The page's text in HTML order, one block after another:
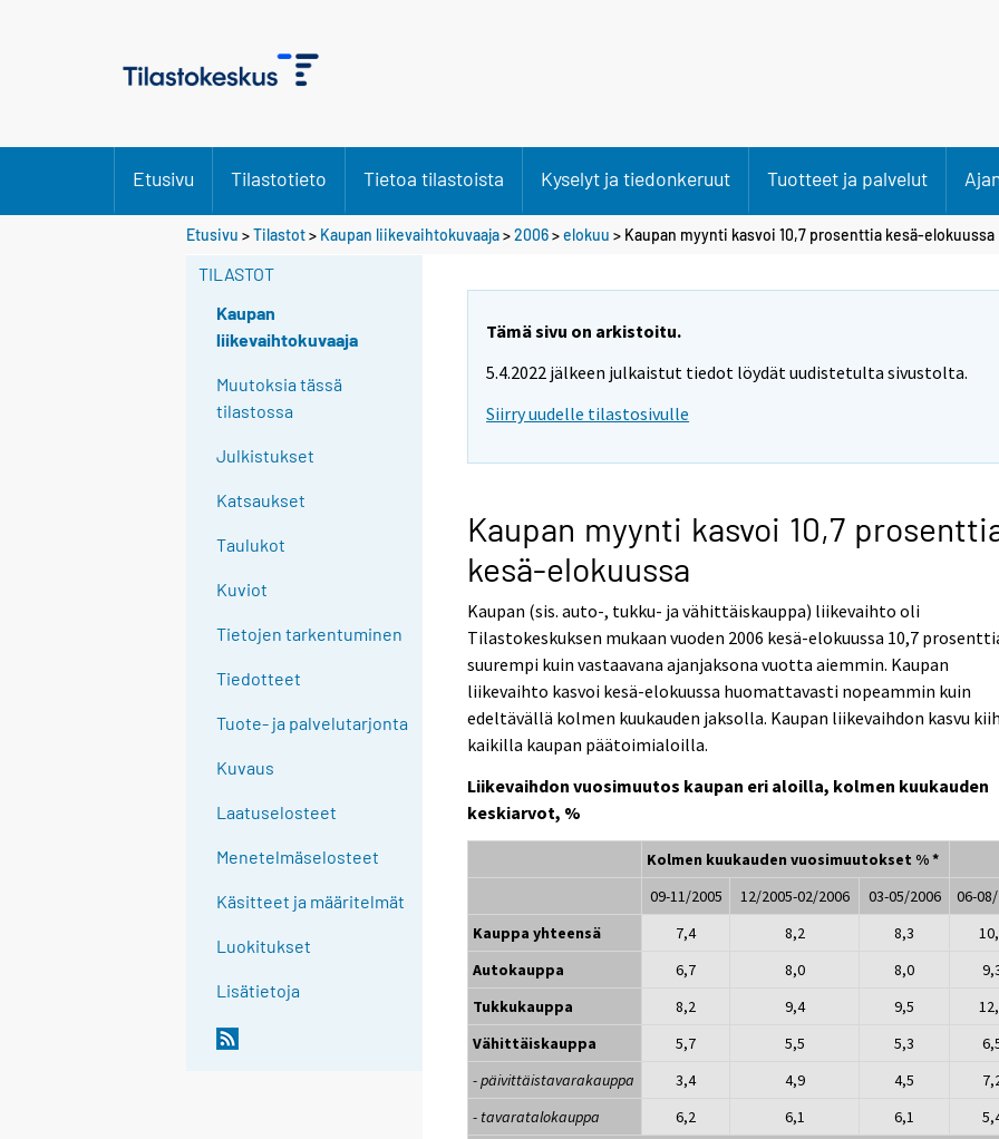
Etusivu Tilastotieto Tietoa tilastoista Kyselyt ja tiedonkeruut Tuotteet ja palvelut
Etusivu >Tilastot> Kaupan liikevaihtokuvaaja>2006>elokuu > Kaupan myynti kasvoi 10,7 prosenttia kesä-elokuussa
TILASTOT
Kaupan
liikevaihtokuvaaja
Muutoksia tässä
tilastossa
Julkistukset
Katsaukset
Taulukot
Kuviot
Tietojen tarkentuminen
Tiedotteet
Tuote- ja palvelutarjonta
Kuvaus
Laatuselosteet
Menetelmäselosteet
Käsitteet ja määritelmät
Luokitukset
Lisätietoja
Tämä sivu on arkistoitu.
5.4.2022 jälkeen julkaistut tiedot löydät uudistetulta sivustolta.
Siirry uudelle tilastosivulle
Kaupan myynti kasvoi 10,7
kesä-elokuussa
Kaupan (sis. auto-, tukku- ja vähittäiskauppa) liikevaihto oli
Tilastokeskuksen mukaan vuoden 2006 kesä-elokuussa 10,7
suurempi kuin vastaavana ajanjaksona vuotta aiemmin. Kaupan
liikevaihto kasvoi kesä-elokuussa huomattavasti nopeammin kuin
edeltävällä kolmen kuukauden jaksolla. Kaupan liikevaihdon kasvu
kaikilla kaupan päätoimialoilla.
Liikevaihdon vuosimuutos kaupan eri aloilla, kolmen kuukauden
keskiarvot, %
Kolmen kuukauden vuosimuutokset % *
09-11/2005
12/2005-02/2006 03-05/2006
06-
Kauppa yhteensä
7,4 8,2 8,3
Autokauppa
6,7 8,0 8,0
Tukkukauppa
8,2 9,4 9,5
Vähittäiskauppa
5,7 5,5 5,3
- päivittäistavarakauppa
3,4 4,9 4,5
- tavaratalokauppa
6,2 6,1 6,1